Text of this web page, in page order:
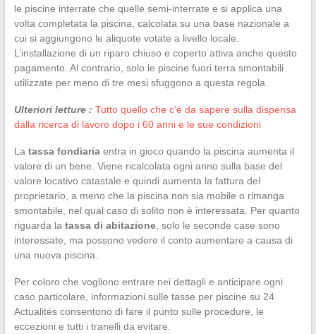
le piscine interrate che quelle semi-interrate e si applica una
volta completata la piscina, calcolata su una base nazionale a
cui si aggiungono le aliquote votate a livello locale.
L’installazione di un riparo chiuso e coperto attiva anche questo
pagamento. Al contrario, solo le piscine fuori terra smontabili
utilizzate per meno di tre mesi sfuggono a questa regola.
Ulteriori letture : Tutto quello che c'è da sapere sulla dispensa
dalla ricerca di lavoro dopo i 60 anni e le sue condizioni
La tassa fondiariaentra in gioco quando la piscina aumenta il
valore di un bene. Viene ricalcolata ogni anno sulla base del
valore locativo catastale e quindi aumenta la fattura del
proprietario, a meno che la piscina non sia mobile o rimanga
smontabile, nel qual caso di solito non è interessata. Per quanto
riguarda la tassa di abitazione, solo le seconde case sono
interessate, ma possono vedere il conto aumentare a causa di
una nuova piscina.
Per coloro che vogliono entrare nei dettagli e anticipare ogni
caso particolare, informazioni sulle tasse per piscine su 24
Actualités consentono di fare il punto sulle procedure, le
eccezioni e tutti i tranelli da evitare.